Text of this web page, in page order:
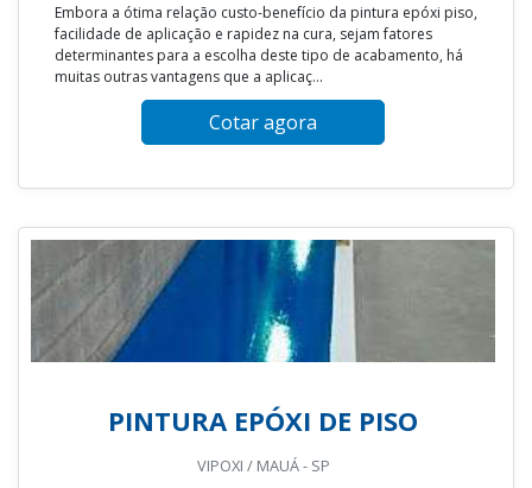
Embora a ótima relação custo-benefício da pintura epóxi piso,
facilidade de aplicação e rapidez na cura, sejam fatores
determinantes para a escolha deste tipo de acabamento, há
muitas outras vantagens que a aplicaç...
Cotar agora
PINTURA EPÓXI DE PISO
VIPOXI / MAUÁ - SP